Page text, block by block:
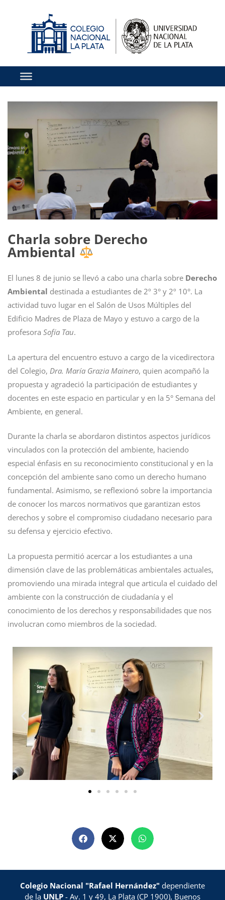
Charla sobre Derecho
Ambiental
El lunes 8 de junio se llevó a cabo una charla sobre Derecho
Ambiental destinada a estudiantes de 2º 3° y 2º 10°. La
actividad tuvo lugar en el Salón de Usos Múltiples del
Edificio Madres de Plaza de Mayo y estuvo a cargo de la
profesora Sofía Tau.
La apertura del encuentro estuvo a cargo de la vicedirectora
del Colegio, Dra. María Grazia Mainero, quien acompañó la
propuesta y agradeció la participación de estudiantes y
docentes en este espacio en particular y en la 5° Semana del
Ambiente, en general.
Durante la charla se abordaron distintos aspectos jurídicos
vinculados con la protección del ambiente, haciendo
especial énfasis en su reconocimiento constitucional y en la
concepción del ambiente sano como un derecho humano
fundamental. Asimismo, se reflexionó sobre la importancia
de conocer los marcos normativos que garantizan estos
derechos y sobre el compromiso ciudadano necesario para
su defensa y ejercicio efectivo.
La propuesta permitió acercar a los estudiantes a una
dimensión clave de las problemáticas ambientales actuales,
promoviendo una mirada integral que articula el cuidado del
ambiente con la construcción de ciudadanía y el
conocimiento de los derechos y responsabilidades que nos
involucran como miembros de la sociedad.
Colegio Nacional "Rafael Hernández" dependiente
de la UNLP - Av. 1 y 49, La Plata (CP 1900), Buenos